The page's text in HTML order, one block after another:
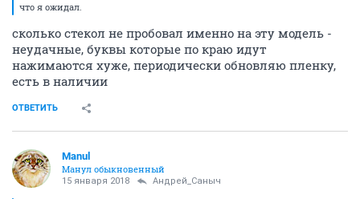
что я ожидал.
сколько стекол не пробовал именно на эту модель -
неудачные, буквы которые по краю идут
нажимаются хуже, периодически обновляю пленку,
есть в наличии
ОТВЕТИТЬ
Manul
Манул обыкновенный
15 января 2018 Андрей_Саныч